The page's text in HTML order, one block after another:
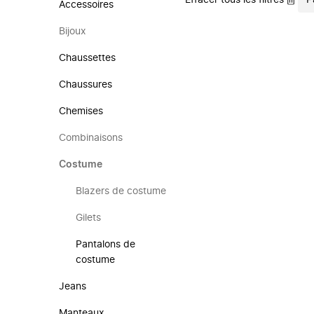
Accessoires
Bijoux
Chaussettes
Chaussures
Chemises
Combinaisons
Costume
Blazers de costume
Gilets
Pantalons de
costume
Jeans